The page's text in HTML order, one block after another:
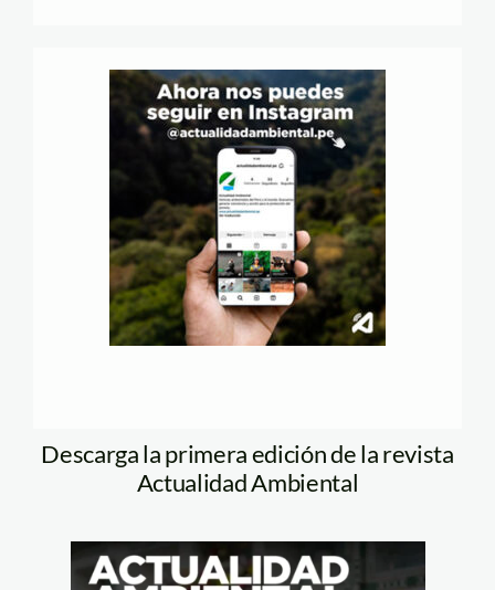
Descarga la primera edición de la revista
Actualidad Ambiental